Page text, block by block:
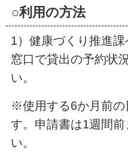
○利用の方法
1）健康づくり推進
窓口で貸出の予約状
い。
※使用する6か月前の
す。申請書は1週間
い。